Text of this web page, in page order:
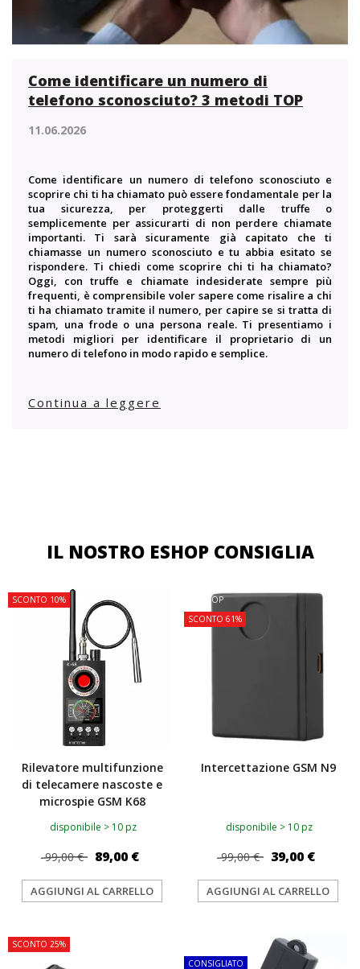
Come identificare un numero di
telefono sconosciuto? 3 metodi TOP
11.06.2026
Come identificare un numero di telefono sconosciuto e
scoprire chi ti ha chiamato può essere fondamentale per la
tua sicurezza, per proteggerti dalle truffe o
semplicemente per assicurarti di non perdere chiamate
importanti. Ti sarà sicuramente già capitato che ti
chiamasse un numero sconosciuto e tu abbia esitato se
rispondere. Ti chiedi come scoprire chi ti ha chiamato?
Oggi, con truffe e chiamate indesiderate sempre più
frequenti, è comprensibile voler sapere come risalire a chi
ti ha chiamato tramite il numero, per capire se si tratta di
spam, una frode o una persona reale. Ti presentiamo i
metodi migliori per identificare il proprietario di un
numero di telefono in modo rapido e semplice.
Continua a leggere
IL NOSTRO ESHOP CONSIGLIA
SCONTO 10%
Rilevatore multifunzione
di telecamere nascoste e
microspie GSM K68
disponibile > 10 pz
99,00 € 89,00 €
AGGIUNGI AL CARRELLO
TOP
SCONTO 61%
Intercettazione GSM N9
disponibile > 10 pz
99,00 € 39,00 €
AGGIUNGI AL CARRELLO
SCONTO 25%
CONSIGLIATO